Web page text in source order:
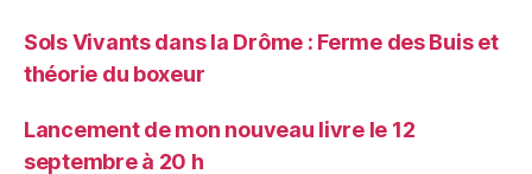
Sols Vivants dans la Drôme : Ferme des Buis et
théorie du boxeur
Lancement de mon nouveau livre le 12
septembre à 20 h